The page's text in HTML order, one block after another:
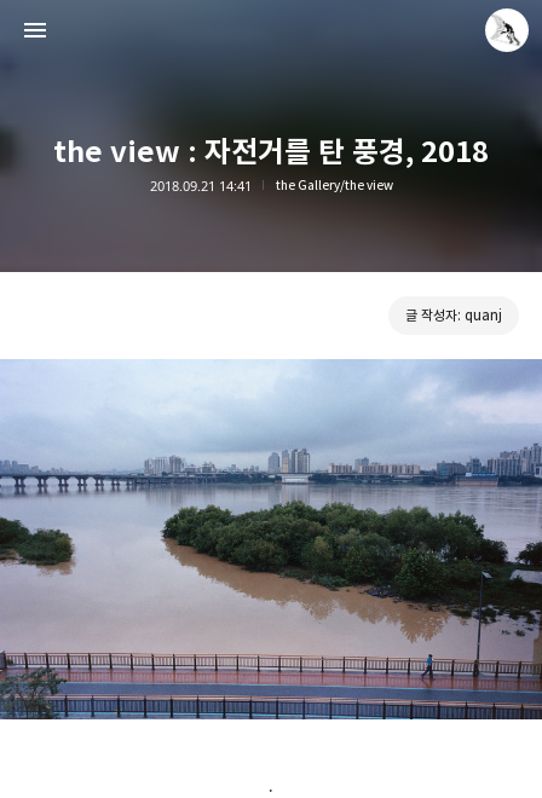
the view : 자전거를 탄 풍경, 2018
2018.09.21 14:41 the Gallery/the view
글 작성자: quanj
.
Leica Sisyphus